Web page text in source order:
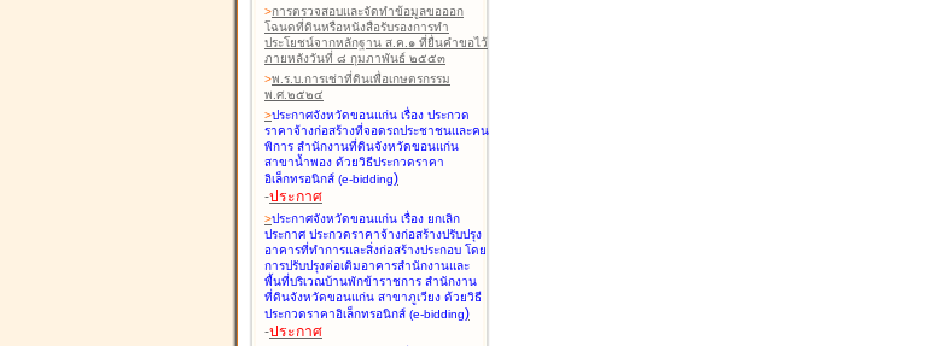
>การตรวจสอบและจัดทำข้อมูลขอออก
โฉนดที่ดินหรือหนังสือรับรองการทำ
ประโยชน์จากหลักฐาน ส.ค.๑ ที่ยื่นคำขอไว้
ภายหลังวันที่ ๘ กุมภาพันธ์ ๒๕๕๓
>พ.ร.บ.การเช่าที่ดินเพื่อเกษตรกรรม
พ.ศ.๒๕๒๔
>ประกาศจังหวัดขอนแก่น เรื่อง ประกวด
ราคาจ้างก่อสร้างที่จอดรถประชาชนและคน
พิการ สำนักงานที่ดินจังหวัดขอนแก่น
สาขาน้ำพอง ด้วยวิธีประกวดราคา
อิเล็กทรอนิกส์ (e-bidding)
-ประกาศ
>ประกาศจังหวัดขอนแก่น เรื่อง ยกเลิก
ประกาศ ประกวดราคาจ้างก่อสร้างปรับปรุง
อาคารที่ทำการและสิ่งก่อสร้างประกอบ โดย
การปรับปรุงต่อเติมอาคารสำนักงานและ
พื้นที่บริเวณบ้านพักข้าราชการ สำนักงาน
ที่ดินจังหวัดขอนแก่น สาขาภูเวียง ด้วยวิธี
ประกวดราคาอิเล็กทรอนิกส์ (e-bidding)
-ประกาศ